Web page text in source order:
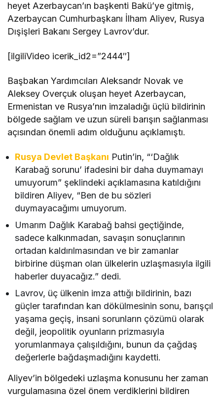
heyet Azerbaycan’ın başkenti Bakü’ye gitmiş,
Azerbaycan Cumhurbaşkanı İlham Aliyev, Rusya
Dışişleri Bakanı Sergey Lavrov’dur.
[ilgiliVideo icerik_id2=”2444″]
Başbakan Yardımcıları Aleksandr Novak ve
Aleksey Overçuk oluşan heyet Azerbaycan,
Ermenistan ve Rusya’nın imzaladığı üçlü bildirinin
bölgede sağlam ve uzun süreli barışın sağlanması
açısından önemli adım olduğunu açıklamıştı.
Rusya Devlet Başkanı Putin’in, “‘Dağlık
Karabağ sorunu’ ifadesini bir daha duymamayı
umuyorum” şeklindeki açıklamasına katıldığını
bildiren Aliyev, “Ben de bu sözleri
duymayacağımı umuyorum.
Umarım Dağlık Karabağ bahsi geçtiğinde,
sadece kalkınmadan, savaşın sonuçlarının
ortadan kaldırılmasından ve bir zamanlar
birbirine düşman olan ülkelerin uzlaşmasıyla ilgili
haberler duyacağız.” dedi.
Lavrov, üç ülkenin imza attığı bildirinin, bazı
güçler tarafından kan dökülmesinin sonu, barışçıl
yaşama geçiş, insani sorunların çözümü olarak
değil, jeopolitik oyunların prizmasıyla
yorumlanmaya çalışıldığını, bunun da çağdaş
değerlerle bağdaşmadığını kaydetti.
Aliyev’in bölgedeki uzlaşma konusunu her zaman
vurgulamasına özel önem verdiklerini bildiren